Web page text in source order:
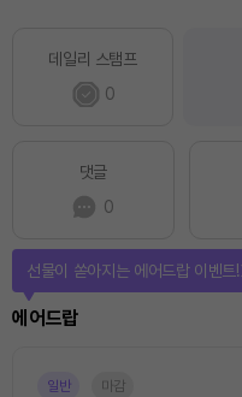
데일리 스탬프
0
댓글
0
퀴즈
퀴즈풀고 선물 받자!
진행중